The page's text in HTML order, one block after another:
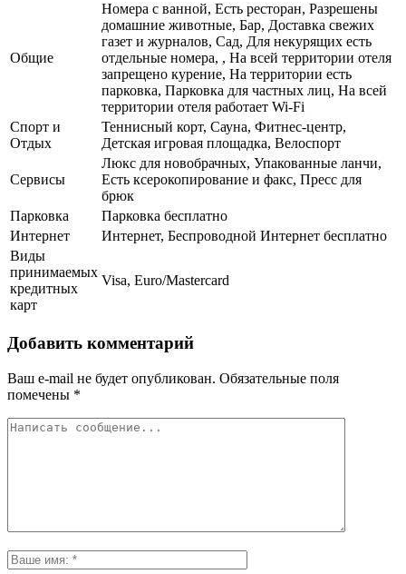
Общие
Номера с ванной, Есть ресторан, Разрешены
домашние животные, Бар, Доставка свежих
газет и журналов, Сад, Для некурящих есть
отдельные номера, , На всей территории отеля
запрещено курение, На территории есть
парковка, Парковка для частных лиц, На всей
территории отеля работает Wi-Fi
Спорт и
Отдых
Теннисный корт, Сауна, Фитнес-центр,
Детская игровая площадка, Велоспорт
Сервисы
Люкс для новобрачных, Упакованные ланчи,
Есть ксерокопирование и факс, Пресс для
брюк
Парковка
Парковка бесплатно
Интернет
Интернет, Беспроводной Интернет бесплатно
Виды
принимаемых
кредитных
карт
Visa, Euro/Mastercard
Добавить комментарий
Ваш e-mail не будет опубликован. Обязательные поля
помечены *